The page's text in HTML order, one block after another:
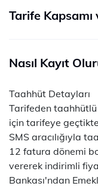
Tarife
Nasıl Kayıt
Taahhüt Detayları
Tarifeden
için tarifeye
SMS aracılığıyla
12 fatura dönemi
vererek indirimli
Bankası'ndan